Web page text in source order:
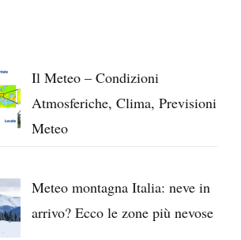
Il Meteo – Condizioni
Atmosferiche, Clima, Previsioni
Meteo
Meteo montagna Italia: neve in
arrivo? Ecco le zone più nevose